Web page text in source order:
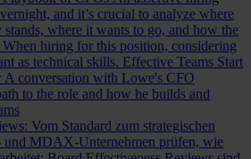
and it’s crucial to analyze where
where it wants to go, and how the
hiring for this position, considering
as technical skills. Effective Teams Start
A conversation with Lowe's CFO
to the role and how he builds and
Vom Standard zum strategischen
und MDAX-Unternehmen prüfen, wie